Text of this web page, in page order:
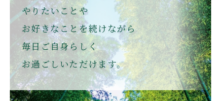
やりたいことや
お好きなことを続けながら
毎日ご自身らしく
お過ごしいただけます。